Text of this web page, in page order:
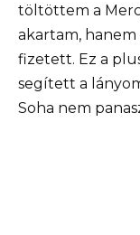
töltöttem a
akartam,
fizetett. Ez a
segített a
Soha nem